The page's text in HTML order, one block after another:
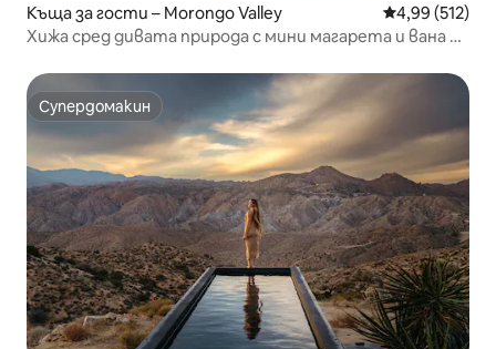
Къща за гости – Morongo Valley Средна
4,99 (512)
Хижа сред дивата природа с мини магарета и вана на
Супердомакин
Супердомакин